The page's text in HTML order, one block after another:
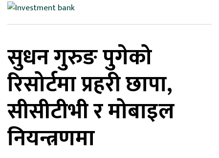
सुधन गुरुङ पुगेको
रिसोर्टमा प्रहरी छापा,
सीसीटीभी र मोबाइल
नियन्त्रणमा